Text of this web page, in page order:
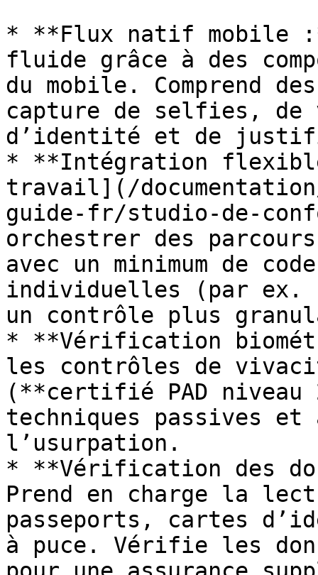
* **Flux natif mobile
fluide grâce à des
du mobile. Comprend
capture de selfies, de
d’identité et de
* **Intégration
travail](/
guide-fr/studio-de-
orchestrer des
avec un minimum de
individuelles (par ex.
un contrôle plus
* **Vérification
les contrôles de
(**certifié PAD
techniques passives
l’usurpation.
* **Vérification des
Prend en charge la
passeports, cartes
à puce. Vérifie les